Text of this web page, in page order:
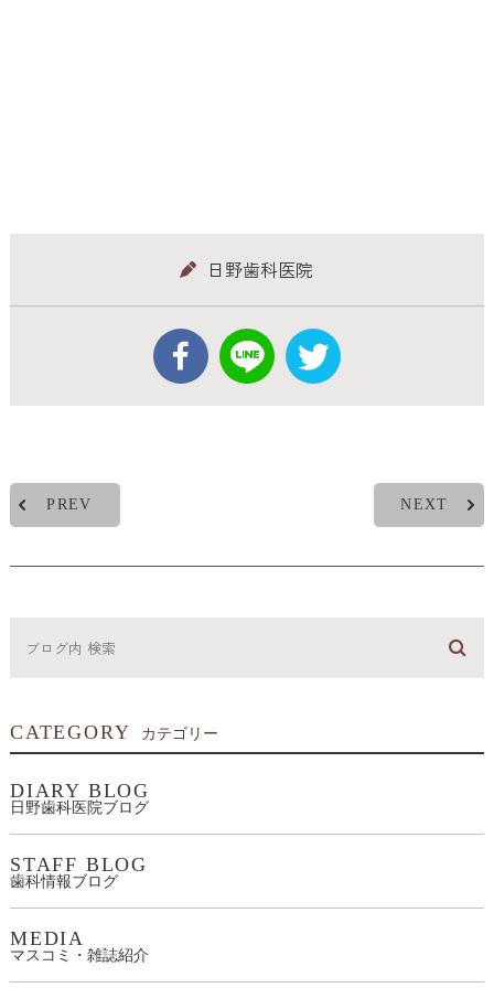
日野歯科医院
PREV NEXT
CATEGORY カテゴリー
DIARY BLOG
日野歯科医院ブログ
STAFF BLOG
歯科情報ブログ
MEDIA
マスコミ・雑誌紹介